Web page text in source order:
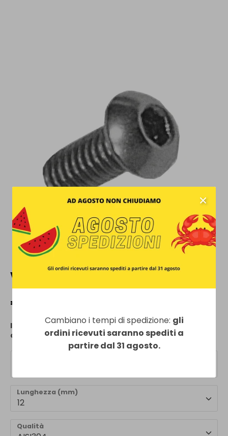
Vite Testa Bombata
€0,22
IVA inclusa.Spese di spedizionecalcolate nel
carrello.
Lunghezza (mm)
12
Qualità
Cambiano i tempi di spedizione: gli
ordini ricevuti saranno spediti a
partire dal 31 agosto.